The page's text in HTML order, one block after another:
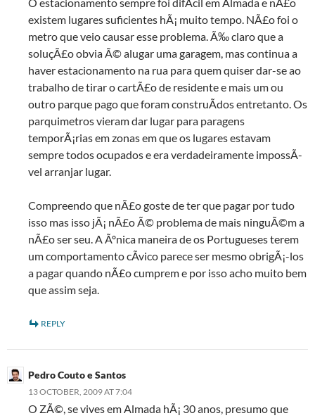
existem lugares suficientes hÃ¡ muito tempo. NÃ£o foi o
metro que veio causar esse problema. Ã‰ claro que a
soluçÃ£o obvia Ã© alugar uma garagem, mas continua a
haver estacionamento na rua para quem quiser dar-se ao
trabalho de tirar o cartÃ£o de residente e mais um ou
outro parque pago que foram construÃ­dos entretanto. Os
parquimetros vieram dar lugar para paragens
temporÃ¡rias em zonas em que os lugares estavam
sempre todos ocupados e era verdadeiramente impossÃ­
vel arranjar lugar.
Compreendo que nÃ£o goste de ter que pagar por tudo
isso mas isso jÃ¡ nÃ£o Ã© problema de mais ninguÃ©m a
nÃ£o ser seu. A Ãºnica maneira de os Portugueses terem
um comportamento cÃ­vico parece ser mesmo obrigÃ¡-los
a pagar quando nÃ£o cumprem e por isso acho muito bem
que assim seja.
REPLY
Pedro Couto e Santos
13 OCTOBER, 2009 AT 7:04
O ZÃ©, se vives em Almada hÃ¡ 30 anos, presumo que